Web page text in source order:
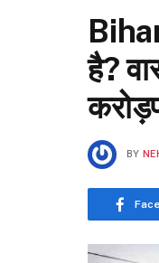
है?
BY